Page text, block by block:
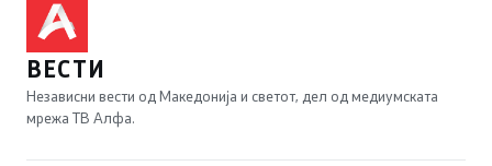
ВЕСТИ
Независни вести од Македонија и светот, дел од медиумската
мрежа ТВ Алфа.